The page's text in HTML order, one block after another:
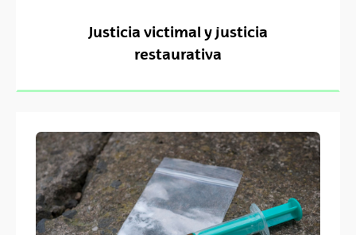
Justicia victimal y justicia
restaurativa